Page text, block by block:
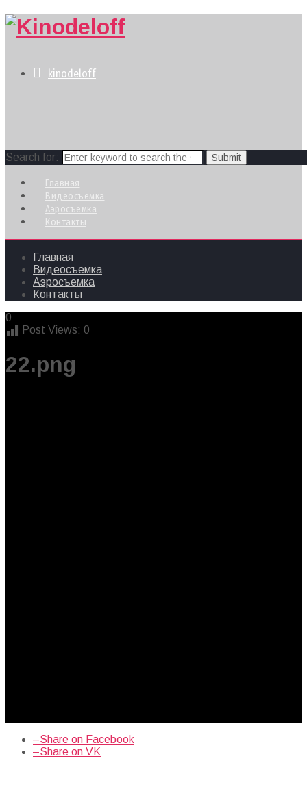
kinodeloff
Search for:
Главная
Видеосъемка
Аэросъемка
Контакты
Главная
Видеосъемка
Аэросъемка
Контакты
0
Post Views: 0
22.png
–Share on Facebook
–Share on VK